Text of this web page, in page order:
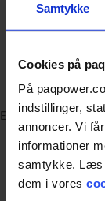
Samtykke
Cookies på
På
indstillinger,
annoncer. Vi
informationer
samtykke. Læs
dem i vores
404
Page was not
Error